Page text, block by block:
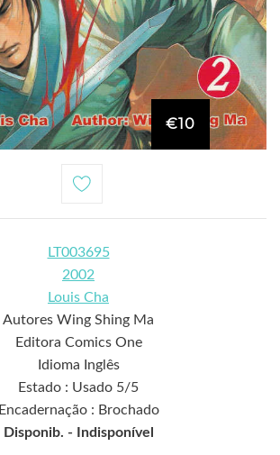
€10
LT003695
2002
Louis Cha
Autores Wing Shing Ma
Editora Comics One
Idioma Inglês
Estado : Usado 5/5
Encadernação : Brochado
Disponib. -
Indisponível